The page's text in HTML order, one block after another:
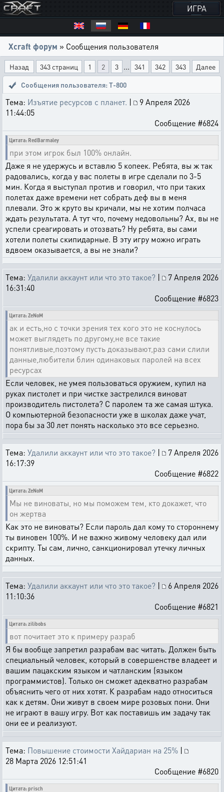
ИГРА
Xcraft форум » Сообщения пользователя
Назад 343 страниц 1 2 3 ... 341 342 343
Далее
Сообщения пользователя: T-800
Тема: Изъятие ресурсов с планет. |
9 Апреля 2026
11:44:05
Сообщение #6824
Цитата: RedBarmaley
при этом игрок был 100% онлайн.
Даже я не удержусь и вставлю 5 копеек. Ребята, вы ж так
радовались, когда у вас полеты в игре сделали по 3-5
мин. Когда я выступал против и говорил, что при таких
полетах даже времени нет собрать деф вы в меня
плевали. Это ж круто вы кричали, мы не хотим полчаса
ждать результата. А тут что, почему недовольны? Ах, вы не
успели среагировать и отозвать? Ну ребята, вы сами
хотели полеты скипидарные. В эту игру можно играть
вдвоем оказывается, а вы не знали?
Тема: Удалили аккаунт или что это такое? |
7 Апреля 2026
16:31:40
Сообщение #6823
Цитата: ZeNoM
ак и есть,но с точки зрения тех кого это не коснулось
может выглядеть по другому,не все такие
понятливые,поэтому пусть доказывают,раз сами слили
данные,любители блин одинаковых паролей на всех
ресурсах
Если человек, не умея пользоваться оружием, купил на
руках пистолет и при чистке застрелился виноват
производитель пистолета? С паролем та же самая штука.
О компьютерной безопасности уже в школах даже учат,
пора бы за 30 лет понять насколько это все серьезно.
Тема: Удалили аккаунт или что это такое? |
7 Апреля 2026
16:17:39
Сообщение #6822
Цитата: ZeNoM
Мы не виноваты, но мы поможем тем, кто докажет, что
он жертва
Как это не виноваты? Если пароль дал кому то стороннему
ты виновен 100%. И не важно живому человеку дал или
скрипту. Ты сам, лично, санкционировал утечку личных
данных.
Тема: Удалили аккаунт или что это такое? |
6 Апреля 2026
11:10:36
Сообщение #6821
Цитата: zilibobs
вот почитает это к примеру разраб
Я бы вообще запретил разрабам вас читать. Должен быть
специальный человек, который в совершенстве владеет и
вашим пацакским языком и чатланским (языком
программистов). Только он сможет адекватно разрабам
объяснить чего от них хотят. К разрабам надо относиться
как к детям. Они живут в своем мире розовых пони. Они
не играют в вашу игру. Вот как поставишь им задачу так
они ее и реализуют.
Тема: Повышение стоимости Хайдариан на 25% |
28 Марта 2026 12:51:41
Сообщение #6820
Цитата: prisch